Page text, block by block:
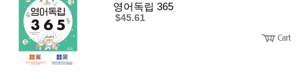
영어독립 365
$45.61